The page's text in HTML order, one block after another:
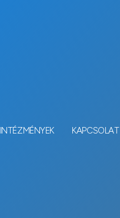
INTÉZMÉNYEK KAPCSOLAT